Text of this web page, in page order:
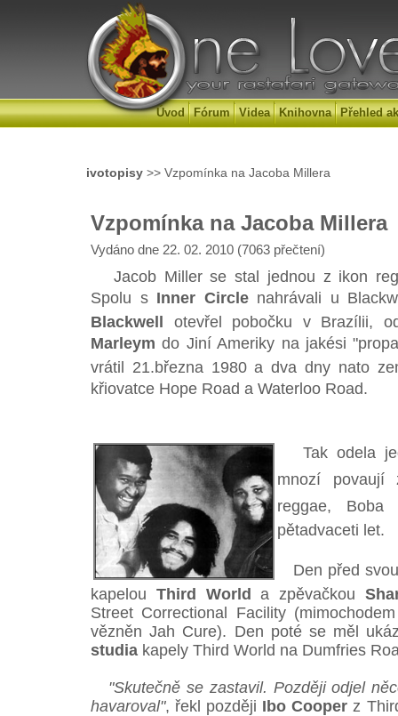
Úvod Fórum Videa Knihovna Přehled
ivotopisy >> Vzpomínka na Jacoba Millera
Vzpomínka na Jacoba Millera
Vydáno dne 22. 02. 2010 (7063 přečtení)
Jacob Miller se stal jednou z ikon
Spolu s Inner Circlenahrávali u
Blackwell
otevřel pobočku v Brazílii,
Marleym do Jiní Ameriky na jakési
vrátil 21.března 1980 a dva dny nato
křiovatce Hope Road a Waterloo Road.
Tak odela
mnozí
reggae, Boba
pětadvaceti let.
Den před svou
kapelou Third World a zpěvačkou
Street Correctional Facility
vězněn Jah Cure). Den poté se měl
studia kapely Third World na Dumfries
"Skutečně se zastavil. Později odjel
havaroval", řekl později Ibo Cooper z